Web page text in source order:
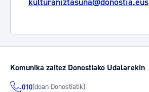
Komunika zaitez Donostiako Udalarekin
010(doan Donostiatik)